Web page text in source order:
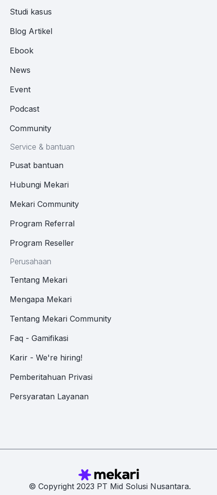
Studi kasus
Blog Artikel
Ebook
News
Event
Podcast
Community
Service & bantuan
Pusat bantuan
Hubungi Mekari
Mekari Community
Program Referral
Program Reseller
Perusahaan
Tentang Mekari
Mengapa Mekari
Tentang Mekari Community
Faq - Gamifikasi
Karir - We're hiring!
Pemberitahuan Privasi
Persyaratan Layanan
© Copyright 2023 PT Mid Solusi Nusantara.